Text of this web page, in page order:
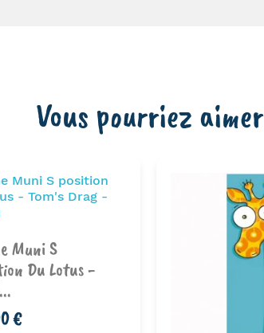
Vous pourriez aimer
Muni S
Du Lotus -
€